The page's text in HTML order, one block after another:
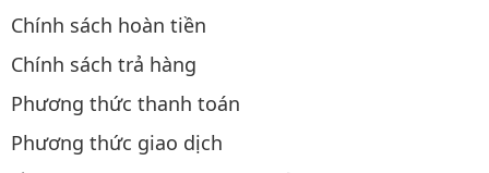
Chính sách hoàn tiền
Chính sách trả hàng
Phương thức thanh toán
Phương thức giao dịch